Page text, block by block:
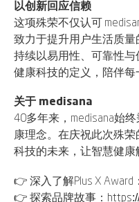
以创新回应信赖
这项殊荣不仅认可
致力于提升用户生活质量
持续以易用性、可靠性
健康科技的定义，陪伴每
关于 medisana
40多年来，medisana始
康理念。在庆祝此次殊
科技的未来，让智慧健康
👉 深入了解Plus X Award：
👉 探索品牌故事：